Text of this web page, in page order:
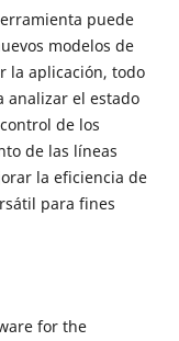
puede
modelos de
la aplicación, todo
analizar el estado
de los
de las líneas
la eficiencia de
para fines
for the